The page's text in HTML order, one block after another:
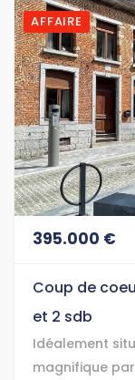
AFFAIRE
395.000 €
Coup de
et 2 sdb
Idéalement
magnifique